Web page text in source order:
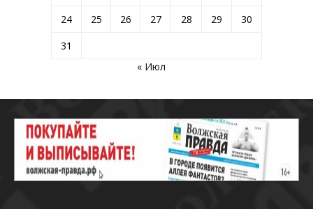
24
25 26 27 28 29
30
31
« Июл